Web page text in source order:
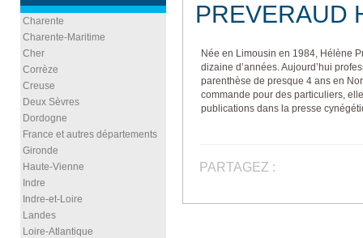
Charente
Charente-Maritime
Cher
Corrèze
Creuse
Deux Sèvres
Dordogne
France et autres départements
Gironde
Haute-Vienne
Indre
Indre-et-Loire
Landes
Loire-Atlantique
PREVERAUD
Née en Limousin en 1984, Hélène
dizaine d’années. Aujourd’hui
parenthèse de presque 4 ans en
commande pour des particuliers,
publications dans la presse
PARTAGEZ :